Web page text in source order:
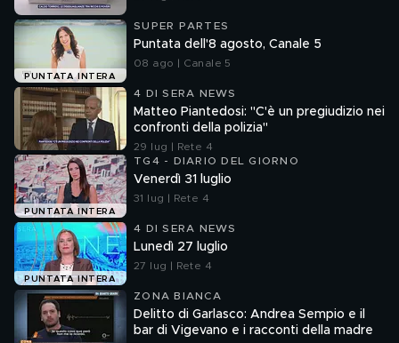
PUNTATA INTERA
SUPER PARTES
Puntata dell'8 agosto, Canale 5
08 ago | Canale 5
4 DI SERA NEWS
Matteo Piantedosi: "C'è un pregiudizio nei
confronti della polizia"
29 lug | Rete 4
PUNTATA INTERA
TG4 - DIARIO DEL GIORNO
Venerdì 31 luglio
31 lug | Rete 4
PUNTATA INTERA
4 DI SERA NEWS
Lunedì 27 luglio
27 lug | Rete 4
ZONA BIANCA
Delitto di Garlasco: Andrea Sempio e il
bar di Vigevano e i racconti della madre